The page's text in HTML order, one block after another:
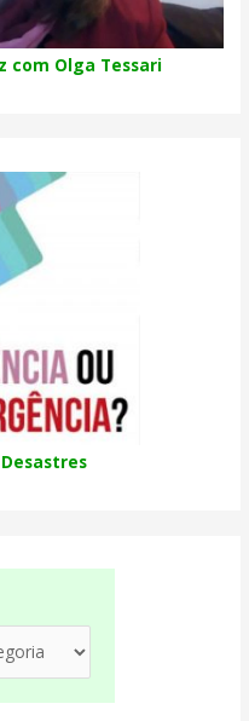
com Olga Tessari